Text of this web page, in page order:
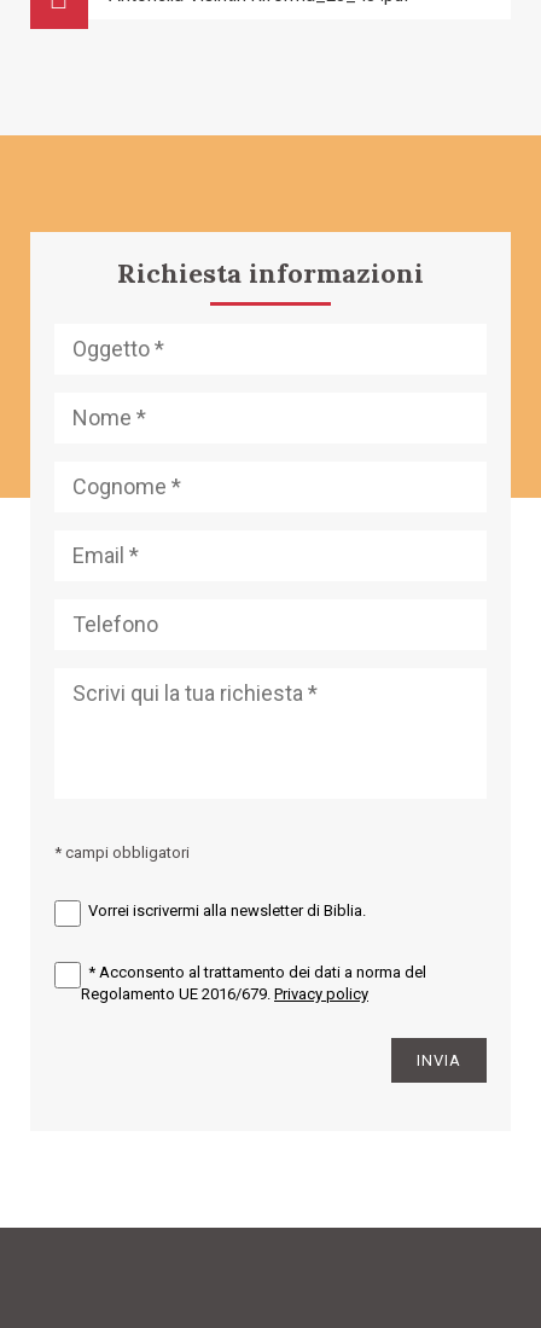
Richiesta informazioni
* campi obbligatori
Vorrei iscrivermi alla newsletter di Biblia.
* Acconsento al trattamento dei dati a norma del
Regolamento UE 2016/679. Privacy policy
INVIA